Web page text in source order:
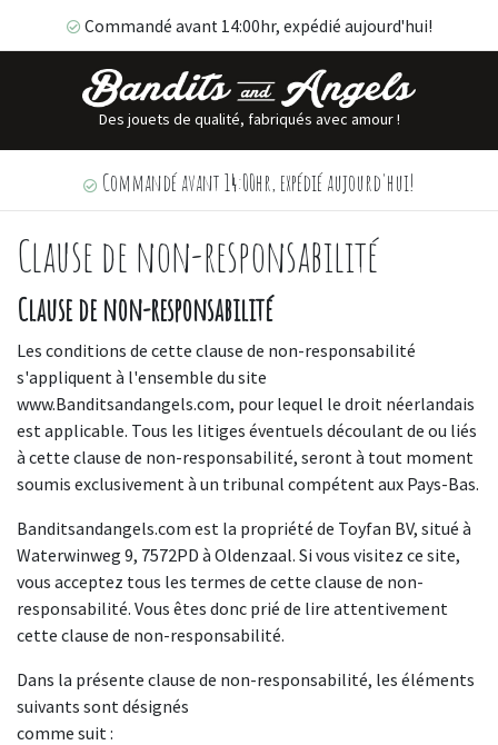
Commandé avant 14:00hr, expédié aujourd'hui!
Des jouets de qualité, fabriqués avec amour !
Commandé avant 14:00hr, expédié aujourd'hui!
Clause de non-responsabilité
Clause de non-responsabilité
Les conditions de cette clause de non-responsabilité
s'appliquent à l'ensemble du site
www.Banditsandangels.com, pour lequel le droit néerlandais
est applicable. Tous les litiges éventuels découlant de ou liés
à cette clause de non-responsabilité, seront à tout moment
soumis exclusivement à un tribunal compétent aux Pays-Bas.
Banditsandangels.com est la propriété de Toyfan BV, situé à
Waterwinweg 9, 7572PD à Oldenzaal. Si vous visitez ce site,
vous acceptez tous les termes de cette clause de non-
responsabilité. Vous êtes donc prié de lire attentivement
cette clause de non-responsabilité.
Dans la présente clause de non-responsabilité, les éléments
suivants sont désignés
comme suit :